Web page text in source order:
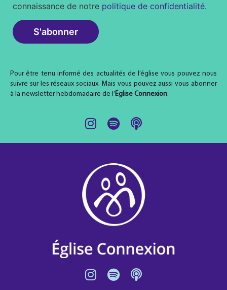
Pour être tenu informé des actualités de l’église vous pouvez nous
suivre sur les réseaux sociaux. Mais vous pouvez aussi vous abonner
à la newsletter hebdomadaire de l’Église Connexion.
connaissance de notre politique de confidentialité.